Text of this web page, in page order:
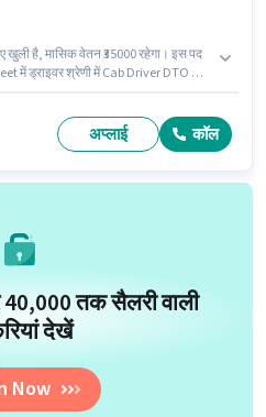
खुली है, मासिक वेतन ₹35000 रहेगा। इस पद
में ड्राइवर श्रेणी में Cab Driver DTO के
अप्लाई कॉल
तक सैलरी वाली
देखें
Now